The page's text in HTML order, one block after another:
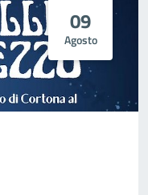
09
Agosto